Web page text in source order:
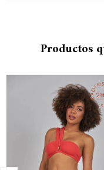
Productos